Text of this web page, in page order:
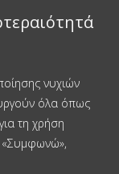
νυχιών
όλα όπως
τη χρήση
«Συμφωνώ»,